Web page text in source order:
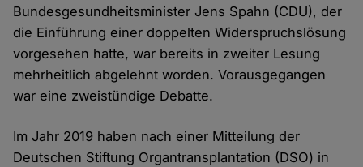
Bundesgesundheitsminister Jens Spahn (CDU), der
die Einführung einer doppelten Widerspruchslösung
vorgesehen hatte, war bereits in zweiter Lesung
mehrheitlich abgelehnt worden. Vorausgegangen
war eine zweistündige Debatte.
Im Jahr 2019 haben nach einer Mitteilung der
Deutschen Stiftung Organtransplantation (DSO) in